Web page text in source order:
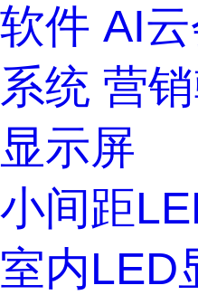
软件 AI
系统 营
显示屏
小间距
室内LED